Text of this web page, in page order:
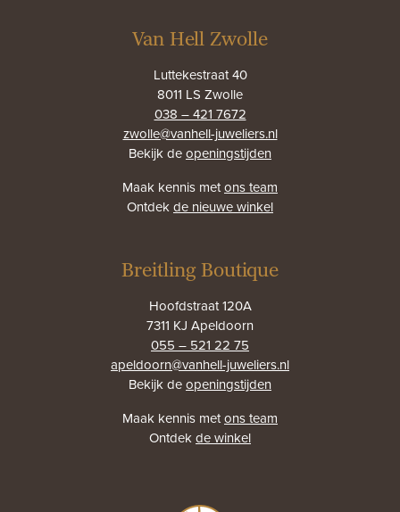
Van Hell Zwolle
Luttekestraat 40
8011 LS Zwolle
038 – 421 7672
zwolle@vanhell-juweliers.nl
Bekijk deopeningstijden
Maak kennis metons team
Ontdekde nieuwe winkel
Breitling Boutique
Hoofdstraat 120A
7311 KJ Apeldoorn
055 – 521 22 75
apeldoorn@vanhell-juweliers.nl
Bekijk deopeningstijden
Maak kennis metons team
Ontdekde winkel